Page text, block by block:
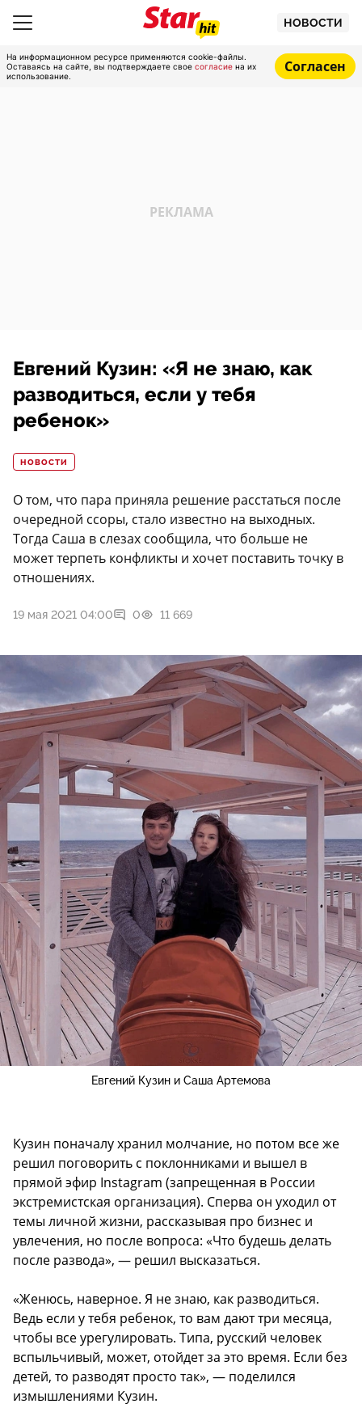
НОВОСТИ
На информационном ресурсе применяются cookie-файлы.
Оставаясь на сайте, вы подтверждаете свое согласие на их
использование.
Согласен
Евгений Кузин: «Я не знаю, как
разводиться, если у тебя
ребенок»
НОВОСТИ
О том, что пара приняла решение расстаться после
очередной ссоры, стало известно на выходных.
Тогда Саша в слезах сообщила, что больше не
может терпеть конфликты и хочет поставить точку в
отношениях.
19 мая 2021 04:00 0 11 669
Евгений Кузин и Саша Артемова
Кузин поначалу хранил молчание, но потом все же
решил поговорить с поклонниками и вышел в
прямой эфир Instagram (запрещенная в России
экстремистская организация). Сперва он уходил от
темы личной жизни, рассказывая про бизнес и
увлечения, но после вопроса: «Что будешь делать
после развода», — решил высказаться.
«Женюсь, наверное. Я не знаю, как разводиться.
Ведь если у тебя ребенок, то вам дают три месяца,
чтобы все урегулировать. Типа, русский человек
вспыльчивый, может, отойдет за это время. Если без
детей, то разводят просто так», — поделился
измышлениями Кузин.